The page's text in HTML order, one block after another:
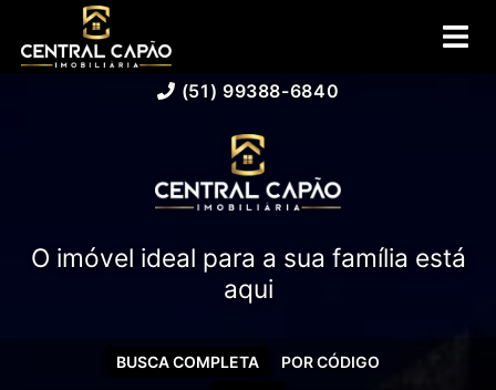
(51) 99388-6840
O imóvel ideal para a sua família está
aqui
BUSCA COMPLETA POR CÓDIGO